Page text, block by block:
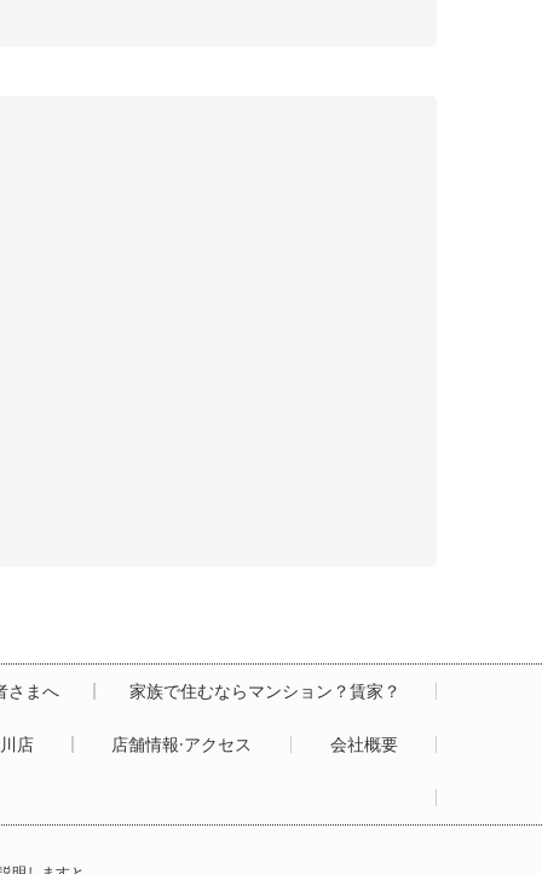
さまへ 家族で住むならマンション？賃家？
店 店舗情報·アクセス 会社概要